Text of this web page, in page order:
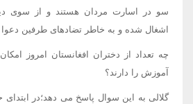
سو در اسارت مردان هستند و از سوی
اشغال شده و به خاطر تضادهای طرفین
چه تعداد از دختران افغانستان امروز
آموزش را دارند؟
گلالی به این سوال پاسخ می دهد؛در